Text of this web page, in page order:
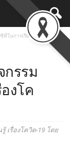
นการเรียนรู้ เรื่องโค
กรรม
งโค
เรื่องโควิด-19 โดย